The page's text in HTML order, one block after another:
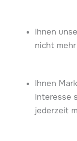
Ihnen
nicht
Ihnen
Interesse
jederzeit